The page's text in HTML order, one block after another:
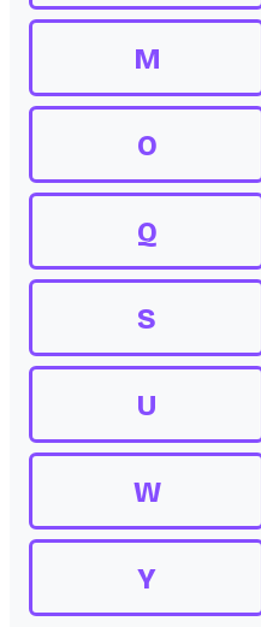
M
O
Q
S
U
W
Y